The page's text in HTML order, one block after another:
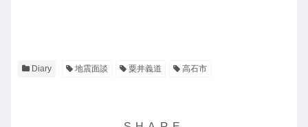
Diary 地震面談 粟井義道 高石市